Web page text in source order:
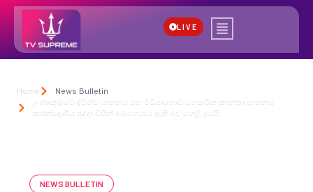
LIVE
Home
News Bulletin
උණාකූරුවේ ද්විත්ව ඝාතනය සහ මීටියාගොඩ ව්‍යාපාරික කාන්තා ඝාතනය
කරන්දෙණිය සුද්දා විසින් මෙහෙයවා ඇති බව හෙළි වෙයි
NEWS BULLETIN